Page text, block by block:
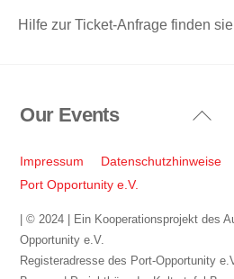
Hilfe zur Ticket-Anfrage finden sie
Back
Top
Our Events
Impressum Datenschutzhinweise
Port Opportunity e.V.
| © 2024 | Ein Kooperationsprojekt des
Opportunity e.V.
Registeradresse des Port-Opportunity